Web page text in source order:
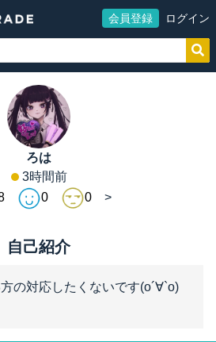
会員登録 ログイン
ろは
3時間前
0 0
自己紹介
の対応したくないです(о´∀`о)